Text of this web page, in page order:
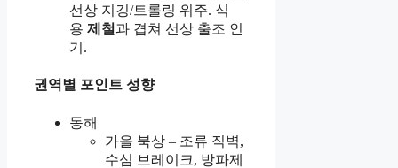
선상 지깅/트롤링 위주. 식
용 제철 과 겹쳐 선상 출조 인
기.
권역별 포인트 성향
동해
가을 북상 – 조류 직벽,
수심 브레이크, 방파제